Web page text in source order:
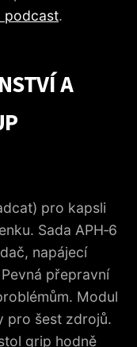
podcast.
A
pro kapsli
Sada APH‑6
napájecí
přepravní
Modul
pro šest zdrojů.
grip hodně